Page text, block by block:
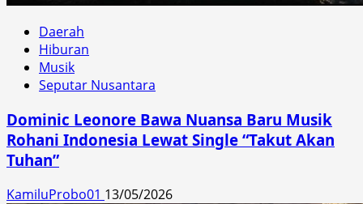
Daerah
Hiburan
Musik
Seputar Nusantara
Dominic Leonore Bawa Nuansa Baru Musik
Rohani Indonesia Lewat Single “Takut Akan
Tuhan”
KamiluProbo01 13/05/2026